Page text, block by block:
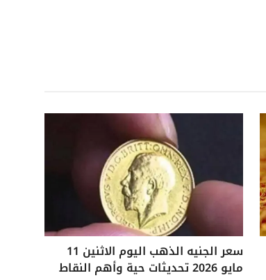
سعر الجنيه الذهب اليوم الاثنين 11
مايو 2026 تحديثات حية وأهم النقاط